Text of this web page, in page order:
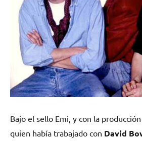
Bajo el sello Emi, y con la
quien había trabajado con David